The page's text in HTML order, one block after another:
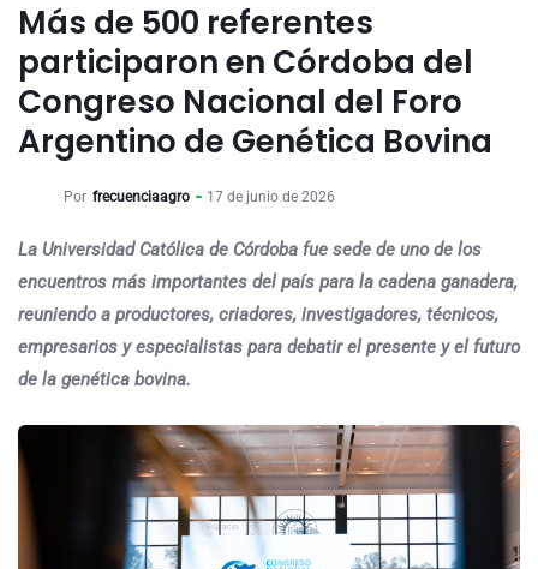
Más de 500 referentes
participaron en Córdoba del
Congreso Nacional del Foro
Argentino de Genética Bovina
Por frecuenciaagro 17 de junio de 2026
La Universidad Católica de Córdoba fue sede de uno de los
encuentros más importantes del país para la cadena ganadera,
reuniendo a productores, criadores, investigadores, técnicos,
empresarios y especialistas para debatir el presente y el futuro
de la genética bovina.